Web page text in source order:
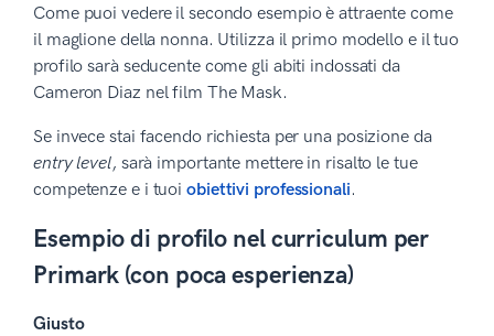
Come puoi vedere il secondo esempio è attraente come
il maglione della nonna. Utilizza il primo modello e il tuo
profilo sarà seducente come gli abiti indossati da
Cameron Diaz nel film The Mask.
Se invece stai facendo richiesta per una posizione da
entry level, sarà importante mettere in risalto le tue
competenze e i tuoi obiettivi professionali.
Esempio di profilo nel curriculum per
Primark (con poca esperienza)
Giusto